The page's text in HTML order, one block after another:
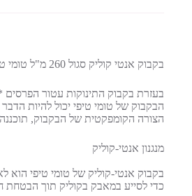
בקבוק אנטי קוליק סגול 260 מ"ל טומי טיפי Tommee Tippee מסדרת Tommee Tippee Advanced Anti-Colic עם פטמה בזרימה איטית (שלב1 )
הצורה הקומפקטית של הבקבוק,
מנגנון אנטי-קוליק
כדי לסייע במאבק בקוליק תוך הבטחת